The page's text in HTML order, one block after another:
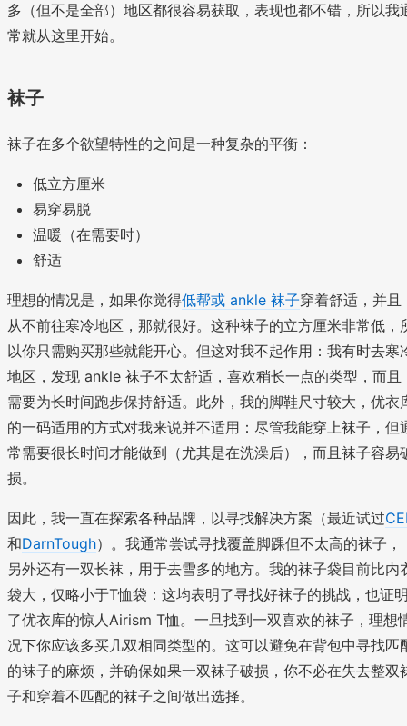
多（但不是全部）地区都很容易获取，表现也都不错，所以我
常就从这里开始。
袜子
袜子在多个欲望特性的之间是一种复杂的平衡：
低立方厘米
易穿易脱
温暖（在需要时）
舒适
理想的情况是，如果你觉得低帮或 ankle 袜子穿着舒适，并且
从不前往寒冷地区，那就很好。这种袜子的立方厘米非常低，
以你只需购买那些就能开心。但这对我不起作用：我有时去寒
地区，发现 ankle 袜子不太舒适，喜欢稍长一点的类型，而且
需要为长时间跑步保持舒适。此外，我的脚鞋尺寸较大，优衣
的一码适用的方式对我来说并不适用：尽管我能穿上袜子，但
常需要很长时间才能做到（尤其是在洗澡后），而且袜子容易
损。
因此，我一直在探索各种品牌，以寻找解决方案（最近试过
和DarnTough）。我通常尝试寻找覆盖脚踝但不太高的袜子，
另外还有一双长袜，用于去雪多的地方。我的袜子袋目前比内
袋大，仅略小于T恤袋：这均表明了寻找好袜子的挑战，也证
了优衣库的惊人Airism T恤。一旦找到一双喜欢的袜子，理想
况下你应该多买几双相同类型的。这可以避免在背包中寻找匹
的袜子的麻烦，并确保如果一双袜子破损，你不必在失去整双
子和穿着不匹配的袜子之间做出选择。